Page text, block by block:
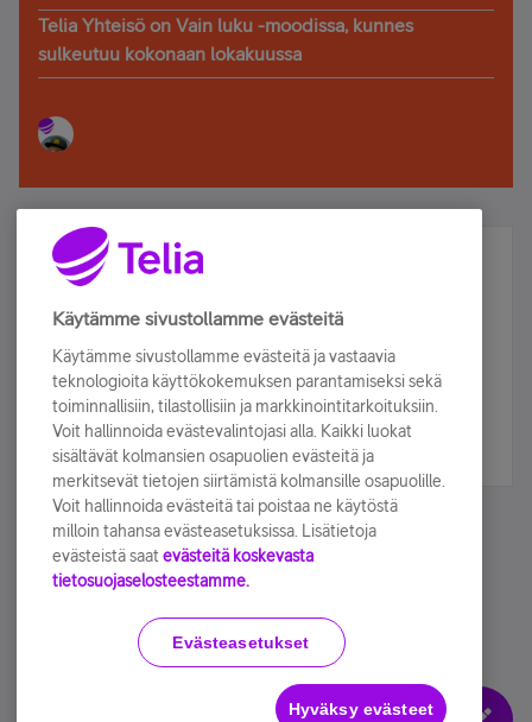
Telia Yhteisö on Vain luku -moodissa, kunnes
sulkeutuu kokonaan lokakuussa
Älä jää paitsi – osallistu ja voita!
Tilaa Telian uutiskirje ja olet mukana arvonnassa.
sähköpostiisi.
Tilaa nyt
Käyttöehdot Accessibility statement
Käytämme sivustollamme evästeitä
Käytämme sivustollamme evästeitä ja vastaavia
teknologioita käyttökokemuksen parantamiseksi sekä
toiminnallisiin, tilastollisiin ja markkinointitarkoituksiin.
Voit hallinnoida evästevalintojasi alla. Kaikki luokat
sisältävät kolmansien osapuolien evästeitä ja
merkitsevät tietojen siirtämistä kolmansille osapuolille.
Voit hallinnoida evästeitä tai poistaa ne käytöstä
milloin tahansa evästeasetuksissa. Lisätietoja
evästeistä saat evästeitä koskevasta
tietosuojaselosteestamme.
Evästeasetukset
Hyväksy evästeet